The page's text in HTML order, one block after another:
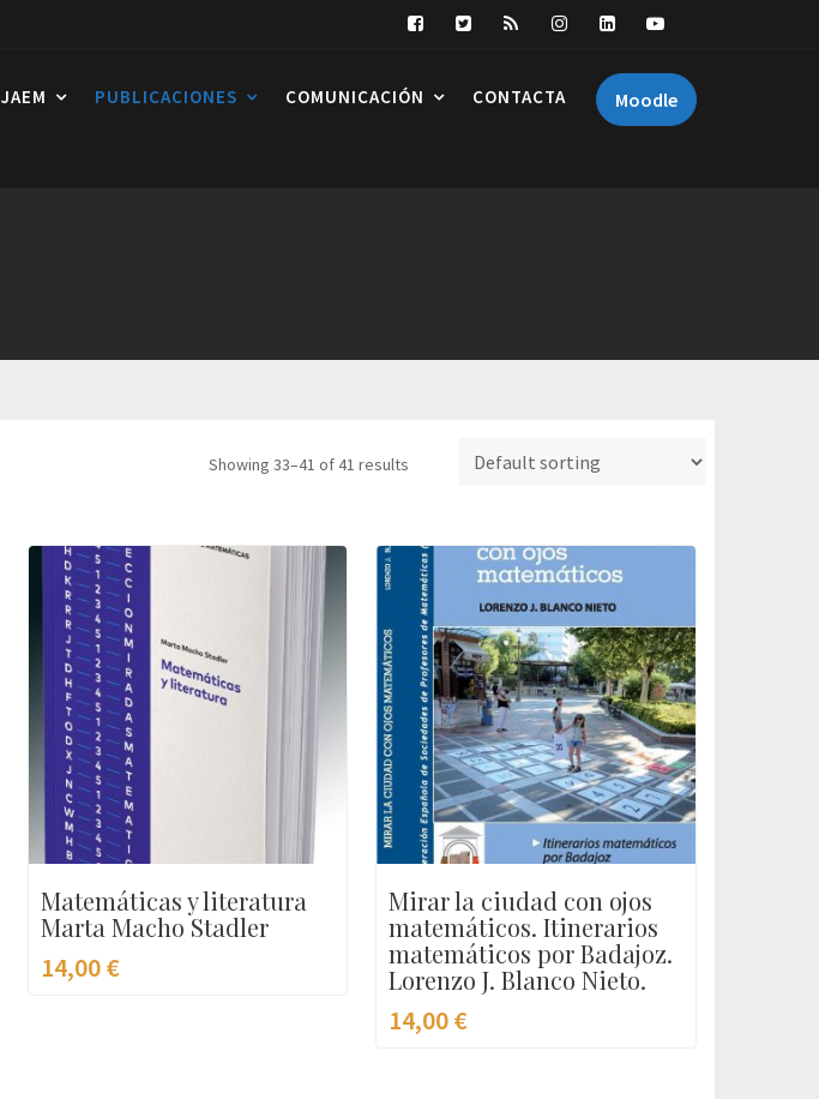
Moodle
JAEM PUBLICACIONES COMUNICACIÓN CONTACTA
Showing 33–41 of 41 results
Matemáticas y literatura
Marta Macho Stadler
14,00€
Mirar la ciudad con ojos
matemáticos. Itinerarios
matemáticos por Badajoz.
Lorenzo J. Blanco Nieto.
14,00€